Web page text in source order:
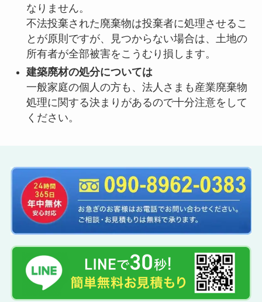
なりません。
不法投棄された廃棄物は投棄者に処理させるこ
とが原則ですが、見つからない場合は、土地の
所有者が全部被害をこうむり損します。
建築廃材の処分については
一般家庭の個人の方も、法人さまも産業廃棄物
処理に関する決まりがあるので十分注意をして
ください。